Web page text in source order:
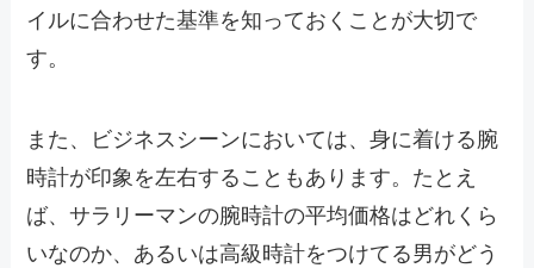
イルに合わせた基準を知っておくことが大切で
す。
また、ビジネスシーンにおいては、身に着ける腕
時計が印象を左右することもあります。たとえ
ば、サラリーマンの腕時計の平均価格はどれくら
いなのか、あるいは高級時計をつけてる男がどう